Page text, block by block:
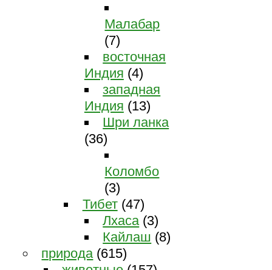
Малабар
(7)
восточная
Индия (4)
западная
Индия (13)
Шри ланка
(36)
Коломбо
(3)
Тибет(47)
Лхаса(3)
Кайлаш (8)
природа(615)